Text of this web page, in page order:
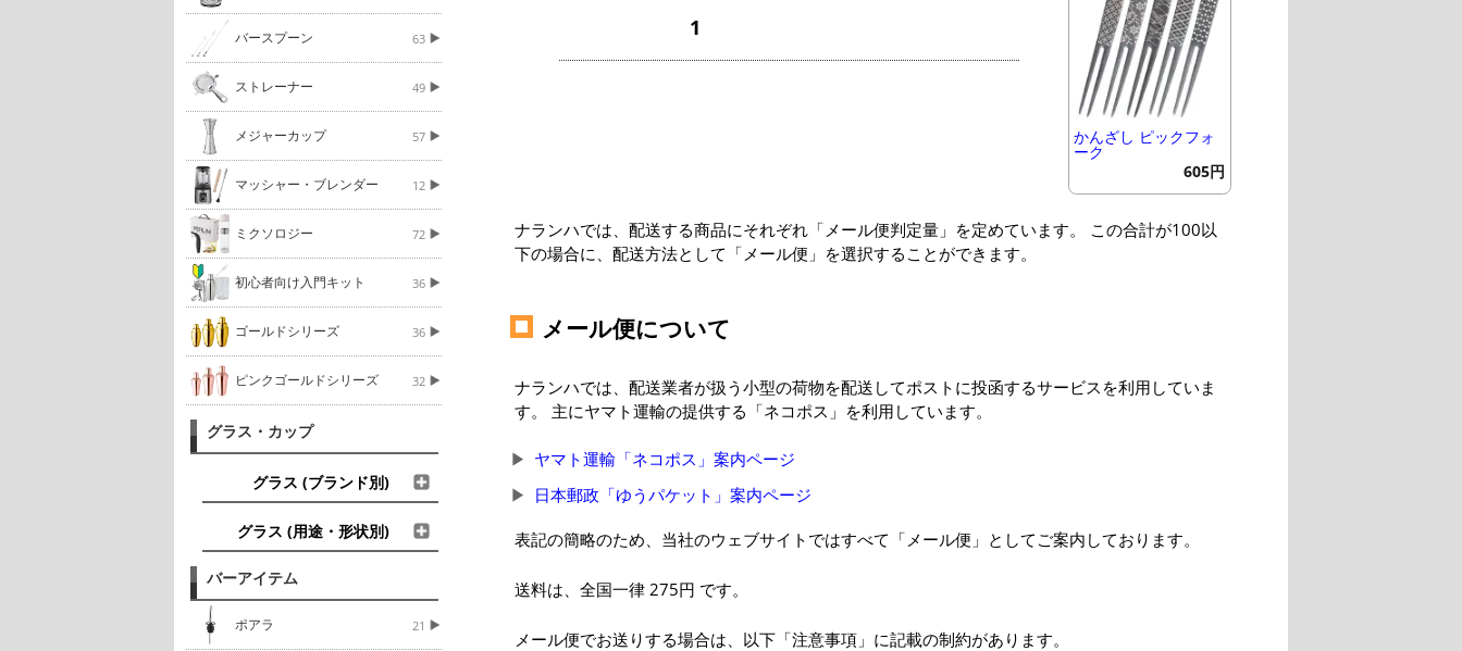
バースプーン 63
ストレーナー 49
メジャーカップ 57
マッシャー・ブレンダー 12
ミクソロジー 72
初心者向け入門キット 36
ゴールドシリーズ 36
ピンクゴールドシリーズ 32
グラス・カップ
グラス (ブランド別)
グラス (用途・形状別)
バーアイテム
ポアラ 21
1
かんざし ピックフォ
ーク
605円
ナランハでは、配送する商品にそれぞれ「メール便判定量」を定めています。 この合計が100以
下の場合に、配送方法として「メール便」を選択することができます。
メール便について
ナランハでは、配送業者が扱う小型の荷物を配送してポストに投函するサービスを利用していま
す。 主にヤマト運輸の提供する「ネコポス」を利用しています。
ヤマト運輸「ネコポス」案内ページ
日本郵政「ゆうパケット」案内ページ
表記の簡略のため、当社のウェブサイトではすべて「メール便」としてご案内しております。
送料は、全国一律 275円 です。
メール便でお送りする場合は、以下「注意事項」に記載の制約があります。